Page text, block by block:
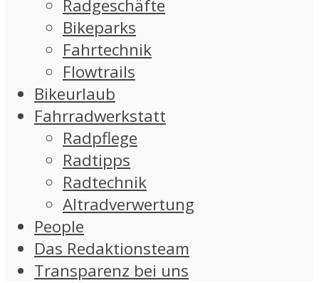
Radgeschäfte
Bikeparks
Fahrtechnik
Flowtrails
Bikeurlaub
Fahrradwerkstatt
Radpflege
Radtipps
Radtechnik
Altradverwertung
People
Das Redaktionsteam
Transparenz bei uns